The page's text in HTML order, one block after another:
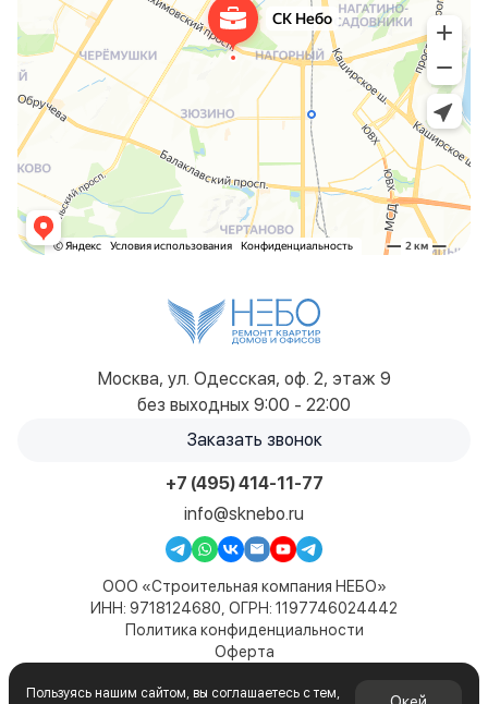
Москва, ул. Одесская, оф. 2, этаж 9
без выходных 9:00 - 22:00
Заказать звонок
+7 (495) 414-11-77
info@sknebo.ru
ООО «Строительная компания НЕБО»
ИНН: 9718124680, ОГРН: 1197746024442
Политика конфиденциальности
Оферта
© 2019-2026. Все права защищены. Сайт не является
Пользуясь нашим сайтом, вы соглашаетесь с тем,